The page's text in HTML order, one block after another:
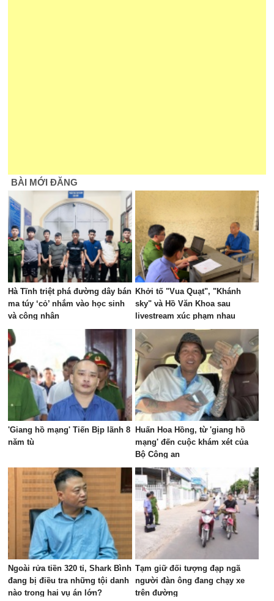
BÀI MỚI ĐĂNG
Hà Tĩnh triệt phá đường dây bán
ma túy ‘cỏ’ nhắm vào học sinh
và công nhân
Khởi tố "Vua Quạt", "Khánh
sky" và Hồ Văn Khoa sau
livestream xúc phạm nhau
'Giang hồ mạng' Tiến Bịp lãnh 8
năm tù
Huấn Hoa Hồng, từ 'giang hồ
mạng' đến cuộc khám xét của
Bộ Công an
Ngoài rửa tiền 320 tỉ, Shark Bình
đang bị điều tra những tội danh
nào trong hai vụ án lớn?
Tạm giữ đối tượng đạp ngã
người đàn ông đang chạy xe
trên đường